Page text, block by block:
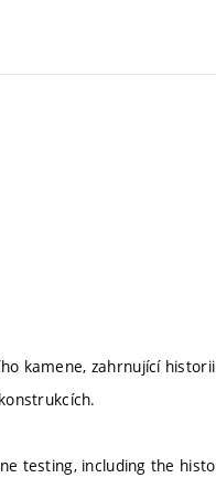
kamene, zahrnující
testing, including the